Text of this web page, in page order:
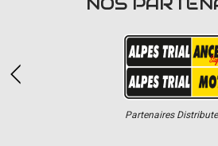
PARTENAIRES
Partenaires